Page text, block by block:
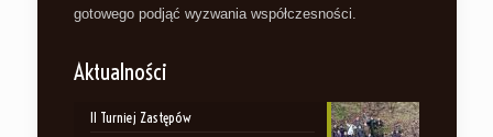
gotowego podjąć wyzwania współczesności.
Aktualności
II Turniej Zastępów